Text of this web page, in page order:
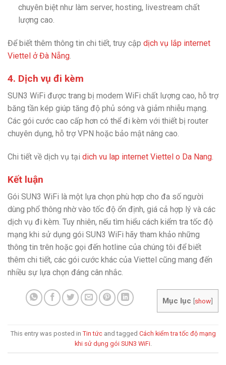
chuyên biệt như làm server, hosting, livestream chất
lượng cao.
Để biết thêm thông tin chi tiết, truy cập dịch vụ lắp internet
Viettel ở Đà Nẵng
4. Dịch vụ đi kèm
SUN3 WiFi được trang bị modem WiFi chất lượng cao, hỗ trợ
băng tần kép giúp tăng độ phủ sóng và giảm nhiễu mạng.
Các gói cước cao cấp hơn có thể đi kèm với thiết bị router
chuyên dụng, hỗ trợ VPN hoặc bảo mật nâng cao.
Chi tiết về dịch vụ tại dich vu lap internet Viettel o Da Nang.
Kết luận
Gói SUN3 WiFi là một lựa chọn phù hợp cho đa số người
dùng phổ thông nhờ vào tốc độ ổn định, giá cả hợp lý và các
dịch vụ đi kèm. Tuy nhiên, nếu tìm hiểu cách kiểm tra tốc độ
mạng khi sử dụng gói SUN3 WiFi hãy tham khảo những
thông tin trên hoặc gọi đến hotline của chúng tôi để biết
thêm chi tiết, các gói cước khác của Viettel cũng mang đến
nhiều sự lựa chọn đáng cân nhắc.
Mục lục [show]
This entry was posted in Tin tứcand tagged Cách kiểm tra tốc độ mạng
khi sử dụng gói SUN3 WiFi